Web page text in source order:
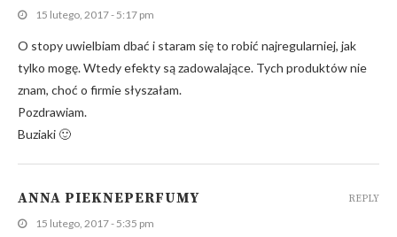
15 lutego, 2017 - 5:17 pm
O stopy uwielbiam dbać i staram się to robić najregularniej, jak
tylko mogę. Wtedy efekty są zadowalające. Tych produktów nie
znam, choć o firmie słyszałam.
Pozdrawiam.
Buziaki 🙂
ANNA PIEKNEPERFUMY
15 lutego, 2017 - 5:35 pm
REPLY